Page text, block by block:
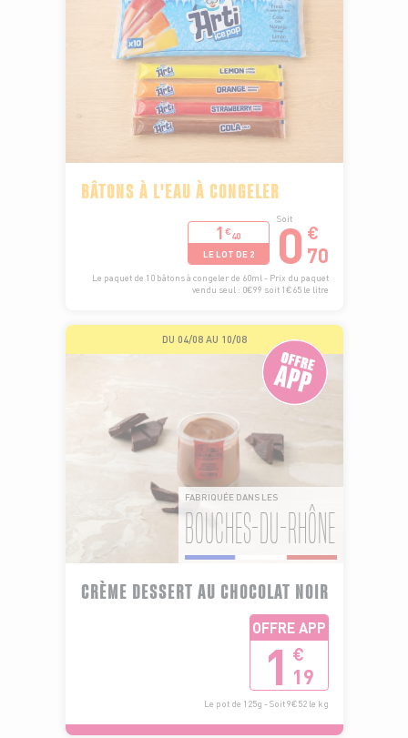
BÂTONS À L'EAU À CONGELER
1€40
LE LOT DE 2
Soit
0 €
70
Le paquet de 10 bâtons à congeler de 60ml - Prix du paquet
vendu seul : 0€99 soit 1€65 le litre
DU 04/08 AU 10/08
FABRIQUÉE DANS LES
BOUCHES-DU-RHÔNE
CRÈME DESSERT AU CHOCOLAT NOIR
OFFRE APP
1 €
19
Le pot de 125g - Soit 9€52 le kg